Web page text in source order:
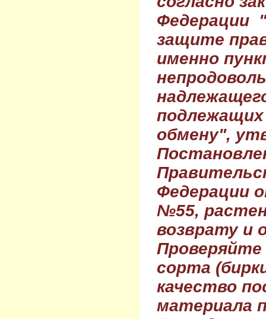
Федерации
защите
именно
обмену",
Федерации
№55,
возврату и
Проверяйте
сорта
качество
материала